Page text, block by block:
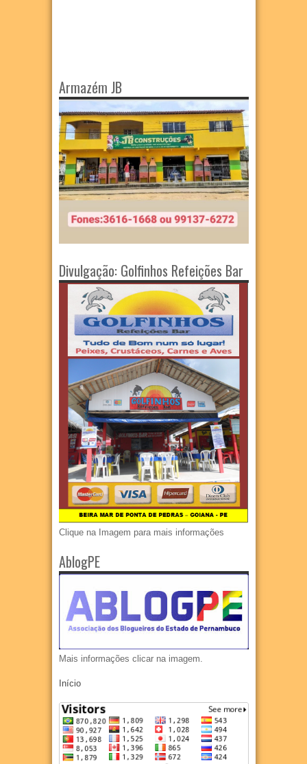
Armazém JB
Divulgação: Golfinhos Refeições Bar
Clique na Imagem para mais informações
AblogPE
Mais informações clicar na imagem.
Início